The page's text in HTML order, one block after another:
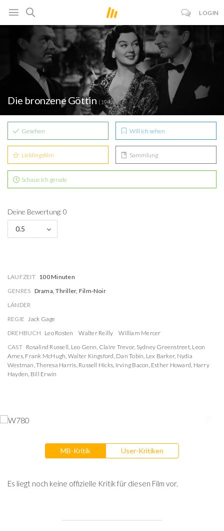
LOGIN
Die bronzene Göttin (1948)
Gesehen Will ich sehen
Lieblingsfilm Sammlung
Schaue ich gerade
Deine Bewertung: 0
0.5
LAUFZEIT 100 Minuten
GENRES Drama, Thriller, Film-Noir
LÄNDER
REGIE Jack Gage
DREHBUCH Leo Rosten Walter Reilly
William Mercer
CAST Rosalind Russell, Leo Genn, Claire Trevor, Sydney Greenstreet, Leon
Ames, Frank McHugh, Walter Kingsford, Dan Tobin, Lex Barker, Nydia
Westman,Theresa Harris, Russell Hicks, Irving Bacon, Esther Howard, Harry
Hayden, Bill Erwin
MB-Kritik User-Kritiken
Es liegt noch keine offizielle Kritik für diesen Film vor.